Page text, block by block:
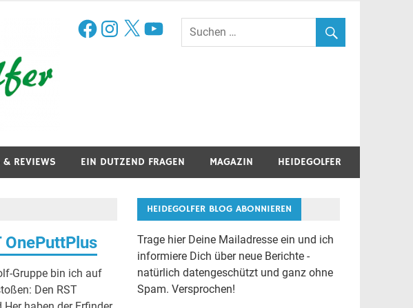
FacebookInstagram
X YouTube
& REVIEWS EIN DUTZEND FRAGEN MAGAZIN HEIDEGOLFER
Gruppe bin ich auf
Den RST
HEIDEGOLFER BLOG ABONNIEREN
Trage hier Deine Mailadresse ein und ich
informiere Dich über neue Berichte -
natürlich datengeschützt und ganz ohne
Spam. Versprochen!